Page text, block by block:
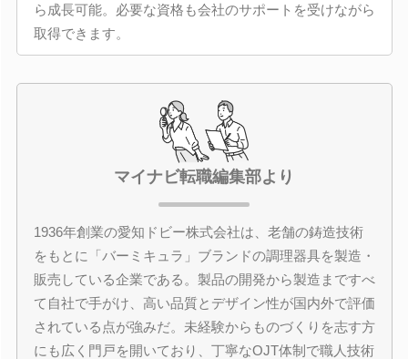
ら成長可能。必要な資格も会社のサポートを受けながら
取得できます。
マイナビ転職編集部より
1936年創業の愛知ドビー株式会社は、老舗の鋳造技術
をもとに「バーミキュラ」ブランドの調理器具を製造・
販売している企業である。製品の開発から製造まですべ
て自社で手がけ、高い品質とデザイン性が国内外で評価
されている点が強みだ。未経験からものづくりを志す方
にも広く門戸を開いており、丁寧なOJT体制で職人技術